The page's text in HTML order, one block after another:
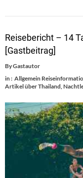
Reisebericht – 14
[Gastbeitrag]
ByGastautor
in : Allgemein
Artikel über Thailand